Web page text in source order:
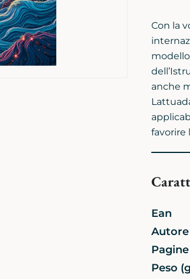
Con la
anche
favorire
Ean
Autore
Pagine
Peso